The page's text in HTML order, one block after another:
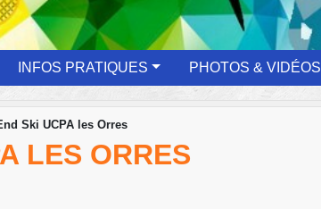
INFOS PRATIQUES PHOTOS & VIDÉOS
Ski UCPA les Orres
LES ORRES